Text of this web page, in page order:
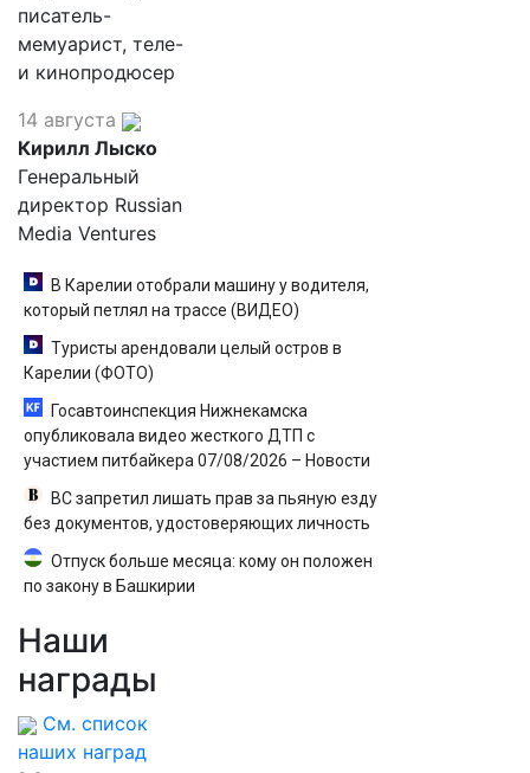
писатель-
мемуарист, теле-
и кинопродюсер
14 августа
Кирилл Лыско
Генеральный
директор Russian
Media Ventures
В Карелии отобрали машину у водителя,
который петлял на трассе (ВИДЕО)
Туристы арендовали целый остров в
Карелии (ФОТО)
Госавтоинспекция Нижнекамска
опубликовала видео жесткого ДТП с
участием питбайкера 07/08/2026 – Новости
ВС запретил лишать прав за пьяную езду
без документов, удостоверяющих личность
Отпуск больше месяца: кому он положен
по закону в Башкирии
Наши
награды
См. список
наших наград